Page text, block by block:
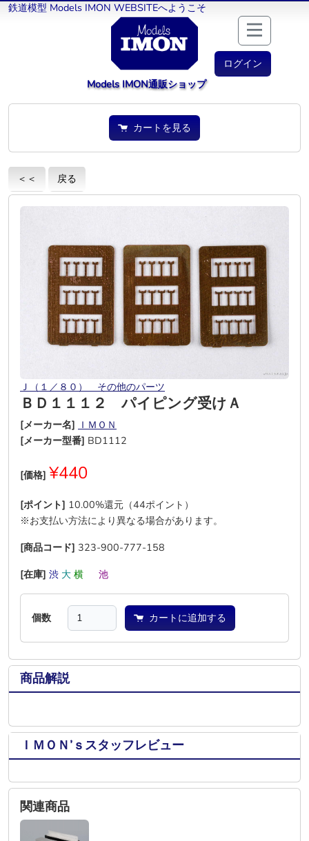
鉄道模型 Models IMON WEBSITEへようこそ
ログイン
Models IMON通販ショップ
カートを見る
＜＜ 戻る
Ｊ（１／８０） その他のパーツ
ＢＤ１１１２ パイピング受けＡ
[メーカー名] ＩＭＯＮ
[メーカー型番] BD1112
[価格] ¥440
[ポイント] 10.00%還元（44ポイント）
※お支払い方法により異なる場合があります。
[商品コード] 323-900-777-158
[在庫] 渋 大 横 池
個数 カートに追加する
商品解説
ＩＭＯＮ’ｓスタッフレビュー
関連商品